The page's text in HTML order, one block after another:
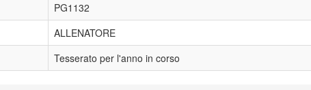
PG1132
ALLENATORE
Tesserato per l'anno in corso